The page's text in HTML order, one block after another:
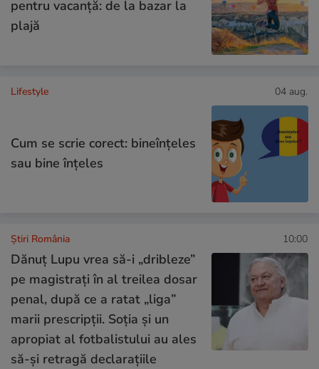
pentru vacanță: de la bazar la
plajă
Lifestyle 04 aug.
Cum se scrie corect: bineînțeles
sau bine înțeles
Știri România 10:00
Dănuț Lupu vrea să-i „dribleze”
pe magistrați în al treilea dosar
penal, după ce a ratat „liga”
marii prescripții. Soția și un
apropiat al fotbalistului au ales
să-și retragă declarațiile